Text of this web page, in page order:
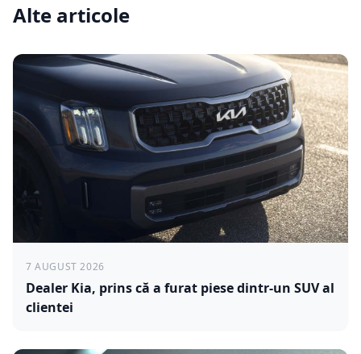
Alte articole
7 AUGUST 2026
Dealer Kia, prins că a furat piese dintr-un SUV al
clientei